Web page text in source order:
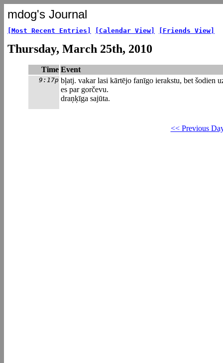
mdog's Journal
[Most Recent Entries] [Calendar View] [Friends View]
Thursday, March 25th, 2010
Time Event
9:17p bļatj. vakar lasi kārtējo fanīgo ierakstu, bet šodien
es par gorčevu.
draņķīga sajūta.
<< Previous